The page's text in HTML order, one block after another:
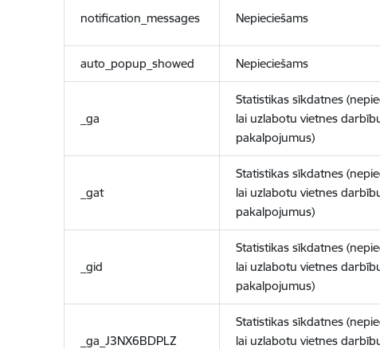
notification_messages Nepieciešams
auto_popup_showed Nepieciešams
_ga
Statistikas sīkdatnes
lai uzlabotu vietnes
pakalpojumus)
_gat
Statistikas sīkdatnes
lai uzlabotu vietnes
pakalpojumus)
_gid
Statistikas sīkdatnes
lai uzlabotu vietnes
pakalpojumus)
_ga_J3NX6BDPLZ
Statistikas sīkdatnes
lai uzlabotu vietnes